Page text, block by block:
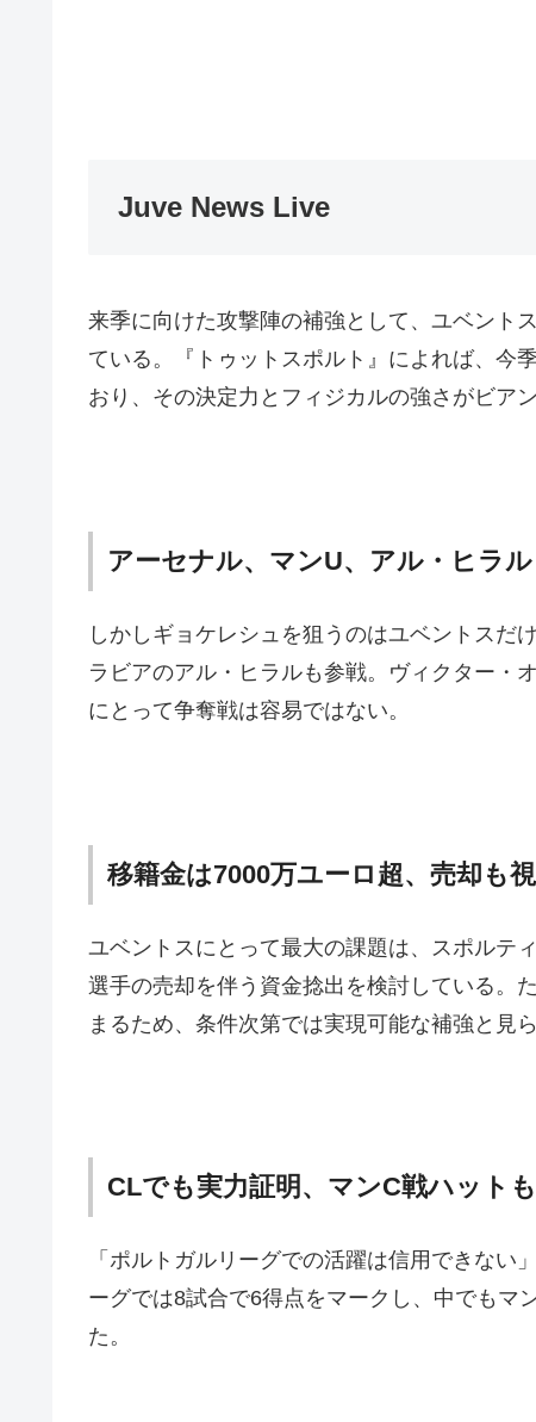
Juve News Live
来季に向けた攻撃陣の補強として、ユベント
ている。『トゥットスポルト』によれば、今
おり、その決定力とフィジカルの強さがビア
アーセナル、マンU、アル・ヒラ
しかしギョケレシュを狙うのはユベントスだ
ラビアのアル・ヒラルも参戦。ヴィクター・
にとって争奪戦は容易ではない。
移籍金は7000万ユーロ超、売却も
ユベントスにとって最大の課題は、スポルテ
選手の売却を伴う資金捻出を検討している。
まるため、条件次第では実現可能な補強と見ら
CLでも実力証明、マンC戦ハットも
「ポルトガルリーグでの活躍は信用できな
ーグでは8試合で6得点をマークし、中でもマ
た。